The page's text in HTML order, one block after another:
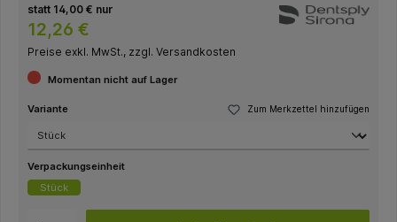
statt 14,00 € nur
12,26 €
Preise exkl. MwSt., zzgl. Versandkosten
Momentan nicht auf Lager
Zum Merkzettel hinzufügen
Variante
Verpackungseinheit
Stück